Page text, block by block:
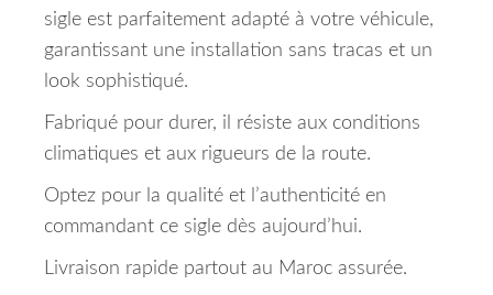
sigle est parfaitement adapté à votre véhicule,
garantissant une installation sans tracas et un
look sophistiqué.
Fabriqué pour durer, il résiste aux conditions
climatiques et aux rigueurs de la route.
Optez pour la qualité et l’authenticité en
commandant ce sigle dès aujourd’hui.
Livraison rapide partout au Maroc assurée.